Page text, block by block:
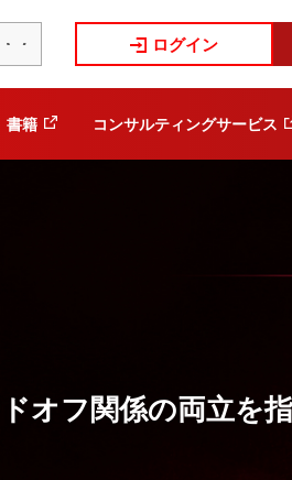
ログイン
書籍 コンサルティングサービス
オフ関係の両立を